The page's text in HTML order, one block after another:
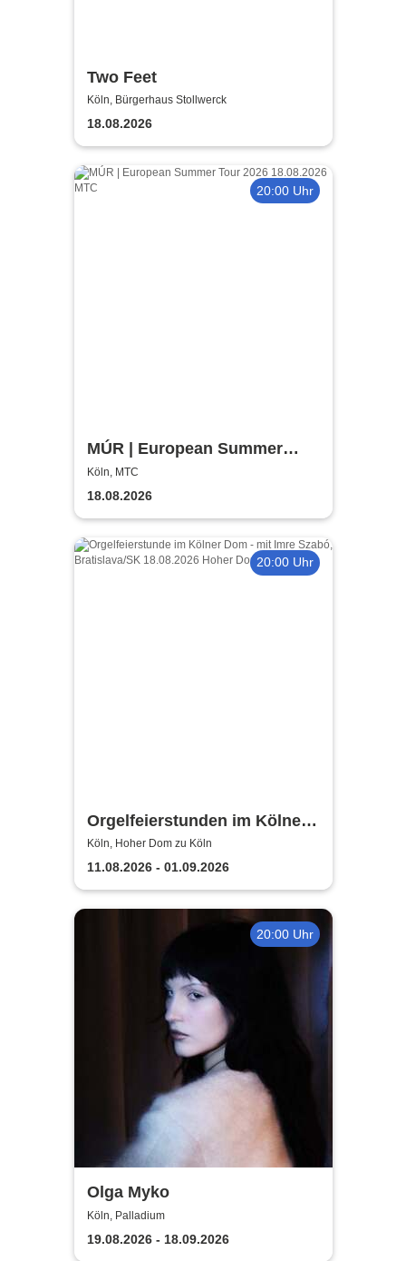
Two Feet
Köln, Bürgerhaus Stollwerck
18.08.2026
20:00 Uhr
MÚR | European Summer
Tour 2026
Köln, MTC
18.08.2026
20:00 Uhr
Orgelfeierstunden im Kölner
Dom
Köln, Hoher Dom zu Köln
11.08.2026 - 01.09.2026
20:00 Uhr
Olga Myko
Köln, Palladium
19.08.2026 - 18.09.2026